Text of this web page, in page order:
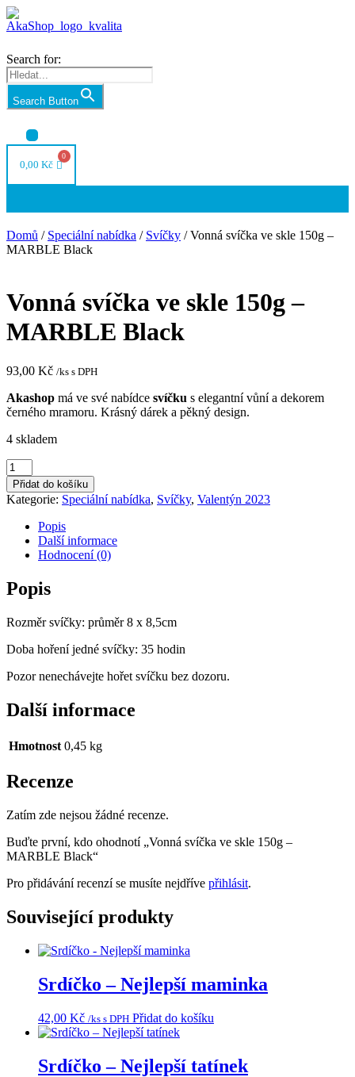
Search for:
Search Button
Nabídka
0,00 Kč
Domů / Speciální nabídka / Svíčky / Vonná svíčka ve skle 150g –
MARBLE Black
Vonná svíčka ve skle 150g –
MARBLE Black
93,00 Kč /ks s DPH
Akashop má ve své nabídce svíčku s elegantní vůní a dekorem
černého mramoru. Krásný dárek a pěkný design.
4 skladem
Vonná
svíčka
ve
skle
150g
MARBLE
množství
Přidat do košíku
Kategorie: Speciální nabídka, Svíčky, Valentýn 2023
Popis
Další informace
Hodnocení (0)
Popis
Rozměr svíčky: průměr 8 x 8,5cm
Doba hoření jedné svíčky: 35 hodin
Pozor nenechávejte hořet svíčku bez dozoru.
Další informace
Hmotnost 0,45 kg
Recenze
Zatím zde nejsou žádné recenze.
Buďte první, kdo ohodnotí „Vonná svíčka ve skle 150g –
MARBLE Black“
Pro přidávání recenzí se musíte nejdříve přihlásit.
Související produkty
Srdíčko – Nejlepší maminka
42,00 Kč /ks s DPH Přidat do košíku
Srdíčko – Nejlepší tatínek